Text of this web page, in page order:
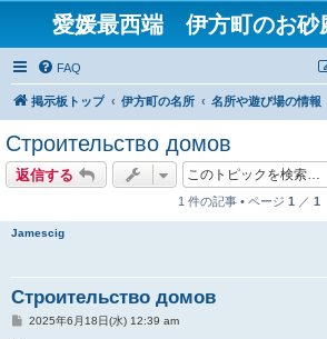
愛媛最西端 伊方町のお砂
FAQ
掲示板トップ 伊方町の名所 名所や遊び場の情報
Строительство домов
返信する
1 件の記事 • ページ 1 ／ 1
Jamescig
Строительство домов
投
2025年6月18日(水) 12:39 am